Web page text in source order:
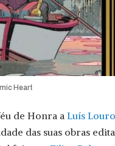
Heart
de Honra a Luís Louro
das suas obras